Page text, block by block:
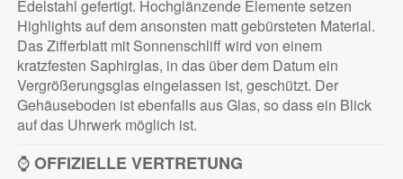
Edelstahl gefertigt. Hochglänzende Elemente setzen
Highlights auf dem ansonsten matt gebürsteten Material.
Das Zifferblatt mit Sonnenschliff wird von einem
kratzfesten Saphirglas, in das über dem Datum ein
Vergrößerungsglas eingelassen ist, geschützt. Der
Gehäuseboden ist ebenfalls aus Glas, so dass ein Blick
auf das Uhrwerk möglich ist.
⌚OFFIZIELLE VERTRETUNG